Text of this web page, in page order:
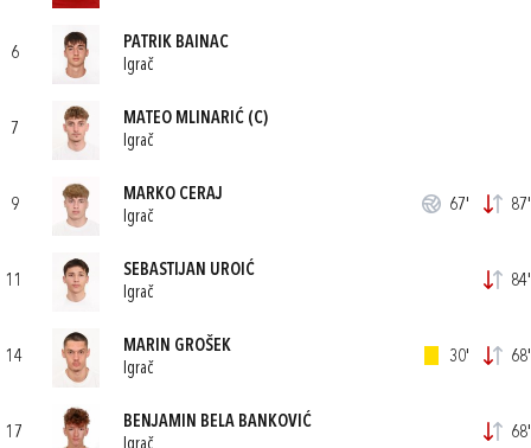
6
PATRIK BAINAC
Igrač
7
MATEO MLINARIĆ (C)
Igrač
9
MARKO CERAJ
Igrač
67' 87'
11
SEBASTIJAN UROIĆ
Igrač
84'
14
MARIN GROŠEK
Igrač
30' 68'
17
BENJAMIN BELA BANKOVIĆ
Igrač
68'